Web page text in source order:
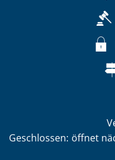
Klicken, um weitere
Geschlossen: öffnet